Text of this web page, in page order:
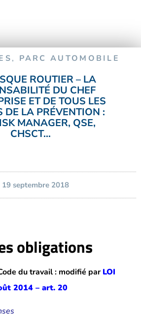
, PARC AUTOMOBILE
ROUTIER – LA
DU CHEF
ET DE TOUS LES
DE LA PRÉVENTION :
MANAGER, QSE,
CHSCT…
19 septembre 2018
obligations
du travail : modifié par LOI
2014 – art. 20